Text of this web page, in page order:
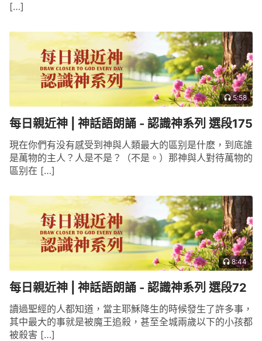
[…]
5:58
每日親近神 | 神話語朗誦 - 認識神系列 選段175
現在你們有没有感受到神與人類最大的區别是什麽，到底誰
是萬物的主人？人是不是？（不是。）那神與人對待萬物的
區别在 […]
8:44
每日親近神 | 神話語朗誦 - 認識神系列 選段72
讀過聖經的人都知道，當主耶穌降生的時候發生了許多事，
其中最大的事就是被魔王追殺，甚至全城兩歲以下的小孩都
被殺害 […]